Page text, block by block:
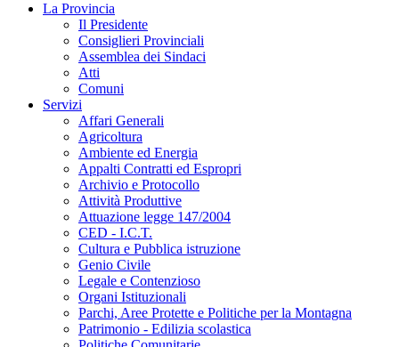
La Provincia
Il Presidente
Consiglieri Provinciali
Assemblea dei Sindaci
Atti
Comuni
Servizi
Affari Generali
Agricoltura
Ambiente ed Energia
Appalti Contratti ed Espropri
Archivio e Protocollo
Attività Produttive
Attuazione legge 147/2004
CED - I.C.T.
Cultura e Pubblica istruzione
Genio Civile
Legale e Contenzioso
Organi Istituzionali
Parchi, Aree Protette e Politiche per la Montagna
Patrimonio - Edilizia scolastica